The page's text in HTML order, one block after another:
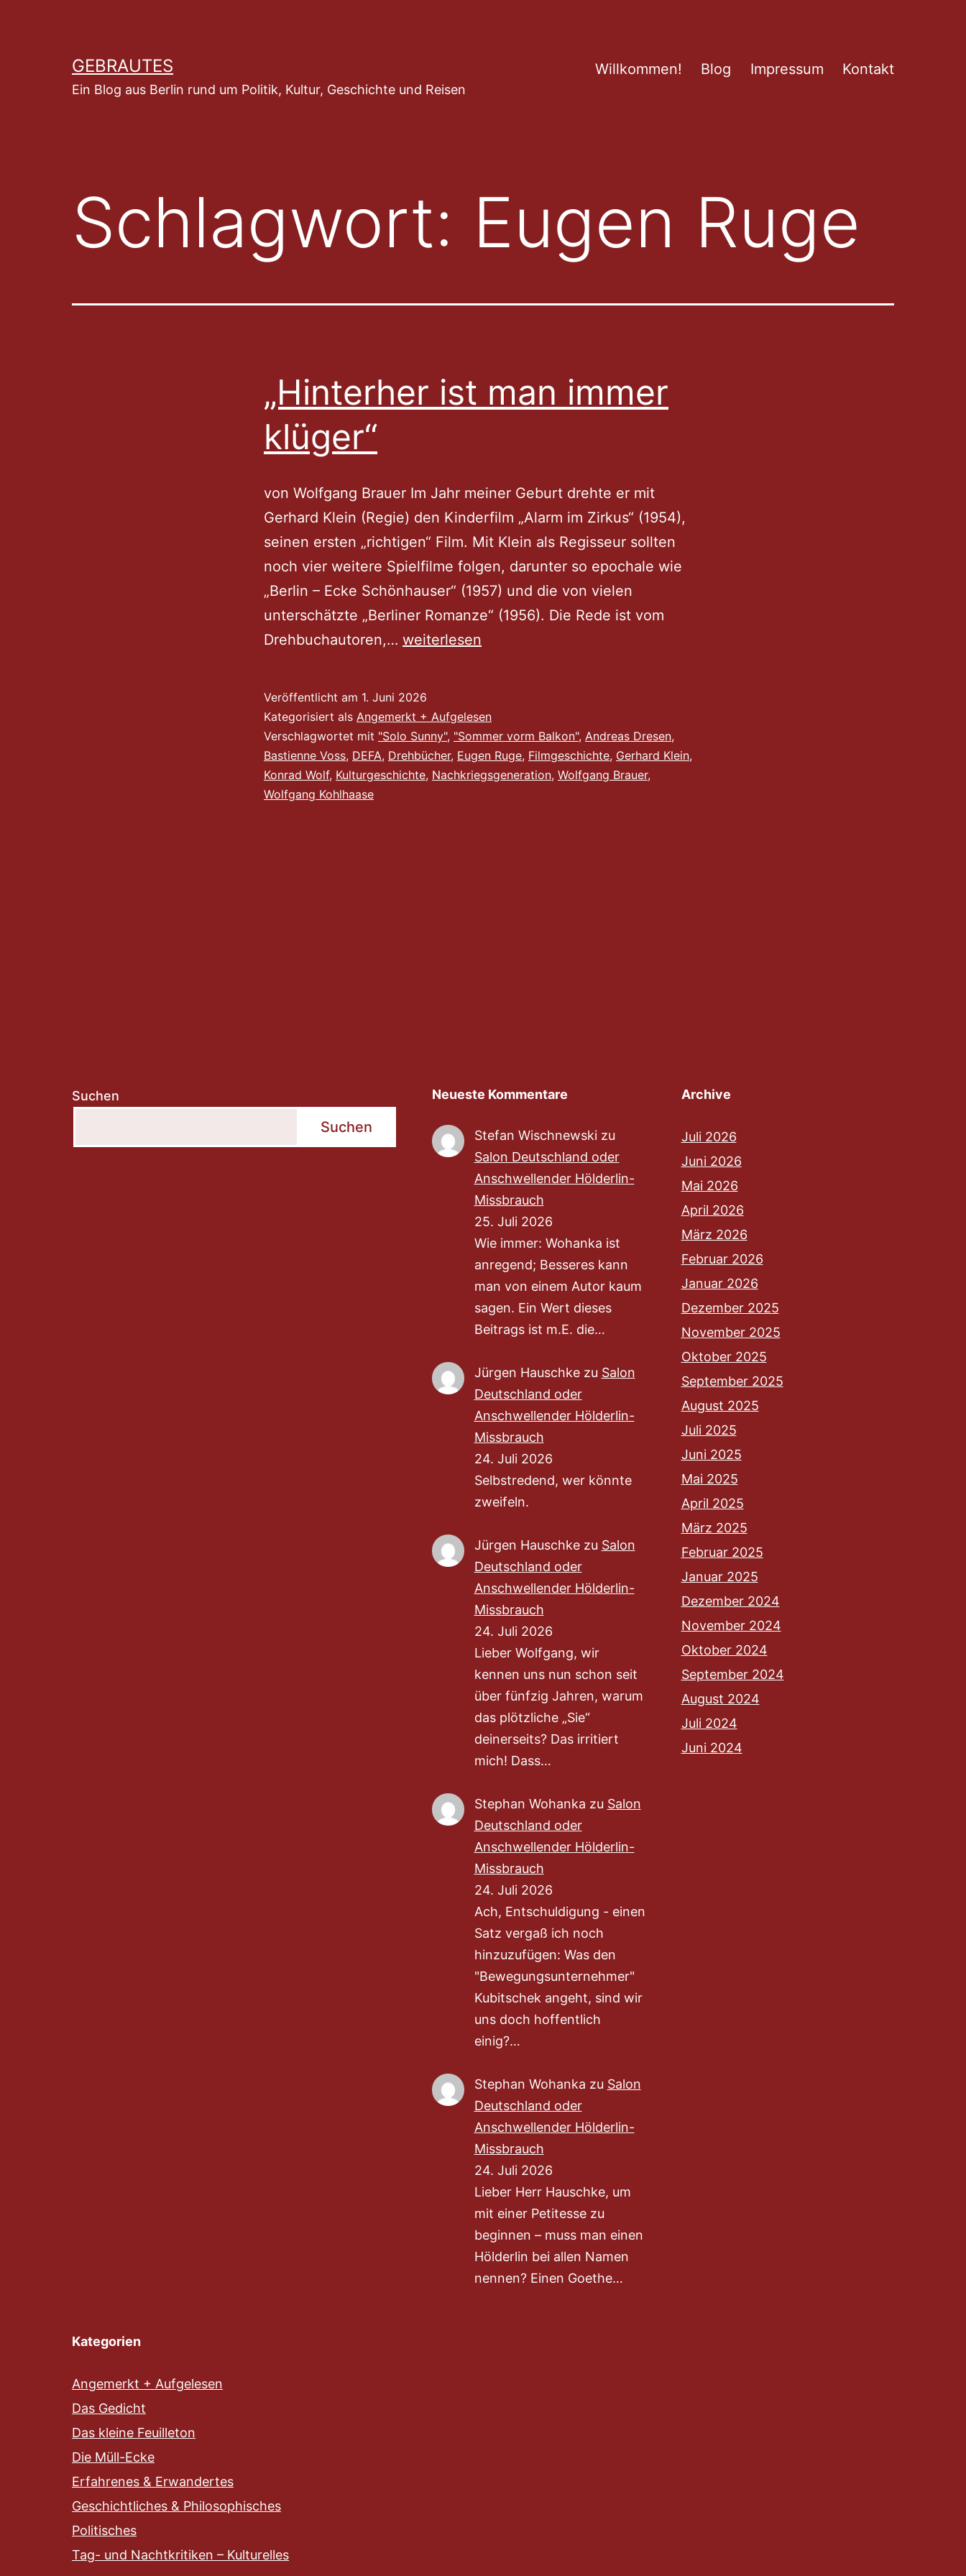
GEBRAUTES
Ein Blog aus Berlin rund um Politik, Kultur, Geschichte und Reisen
Willkommen! Blog Impressum Kontakt
Schlagwort: Eugen Ruge
„Hinterher ist man immer
klüger“
von Wolfgang Brauer Im Jahr meiner Geburt drehte er mit
Gerhard Klein (Regie) den Kinderfilm „Alarm im Zirkus“ (1954),
seinen ersten „richtigen“ Film. Mit Klein als Regisseur sollten
noch vier weitere Spielfilme folgen, darunter so epochale wie
„Berlin – Ecke Schönhauser“ (1957) und die von vielen
unterschätzte „Berliner Romanze“ (1956). Die Rede ist vom
Drehbuchautoren,… „Hinterher
immer
klüger“
weiterlesen
Veröffentlicht am 1. Juni 2026
Kategorisiert als Angemerkt + Aufgelesen
Verschlagwortet mit "Solo Sunny", "Sommer vorm Balkon", Andreas Dresen,
Bastienne Voss, DEFA, Drehbücher, Eugen Ruge, Filmgeschichte, Gerhard Klein,
Konrad Wolf, Kulturgeschichte, Nachkriegsgeneration, Wolfgang Brauer,
Wolfgang Kohlhaase
Suchen
Suchen
Neueste Kommentare
Stefan Wischnewski zu
Salon Deutschland oder
Anschwellender Hölderlin-
Missbrauch
25. Juli 2026
Wie immer: Wohanka ist
anregend; Besseres kann
man von einem Autor kaum
sagen. Ein Wert dieses
Beitrags ist m.E. die…
Jürgen Hauschkezu Salon
Deutschland oder
Anschwellender Hölderlin-
Missbrauch
24. Juli 2026
Selbstredend, wer könnte
zweifeln.
Jürgen Hauschkezu Salon
Deutschland oder
Anschwellender Hölderlin-
Missbrauch
24. Juli 2026
Lieber Wolfgang, wir
kennen uns nun schon seit
über fünfzig Jahren, warum
das plötzliche „Sie“
deinerseits? Das irritiert
mich! Dass…
Stephan Wohanka zu Salon
Deutschland oder
Anschwellender Hölderlin-
Missbrauch
24. Juli 2026
Ach, Entschuldigung - einen
Satz vergaß ich noch
hinzuzufügen: Was den
"Bewegungsunternehmer"
Kubitschek angeht, sind wir
uns doch hoffentlich
einig?…
Stephan Wohanka zu Salon
Deutschland oder
Anschwellender Hölderlin-
Missbrauch
24. Juli 2026
Lieber Herr Hauschke, um
mit einer Petitesse zu
beginnen – muss man einen
Hölderlin bei allen Namen
nennen? Einen Goethe…
Archive
Juli 2026
Juni 2026
Mai 2026
April 2026
März 2026
Februar 2026
Januar 2026
Dezember 2025
November 2025
Oktober 2025
September 2025
August 2025
Juli 2025
Juni 2025
Mai 2025
April 2025
März 2025
Februar 2025
Januar 2025
Dezember 2024
November 2024
Oktober 2024
September 2024
August 2024
Juli 2024
Juni 2024
Kategorien
Angemerkt + Aufgelesen
Das Gedicht
Das kleine Feuilleton
Die Müll-Ecke
Erfahrenes & Erwandertes
Geschichtliches & Philosophisches
Politisches
Tag- und Nachtkritiken – Kulturelles